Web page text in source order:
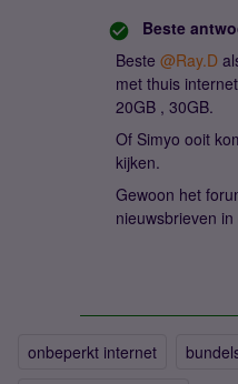
Beste
Beste ​ @Ray.D
met thuis
20GB , 30GB.
Of Simyo ooit
kijken.
Gewoon het
nieuwsbrieven
onbeperkt internet